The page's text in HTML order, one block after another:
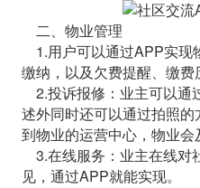
二、物业管理
1.用户可以通过APP实现
缴纳，以及欠费提醒、缴费
2.投诉报修：业主可以通
述外同时还可以通过拍照
到物业的运营中心，物业会
3.在线服务：业主在线对
见，通过APP就能实现。